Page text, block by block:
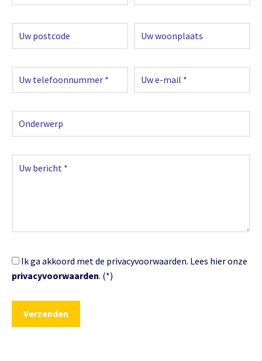
Ik ga akkoord met de privacyvoorwaarden. Lees hier onze
privacyvoorwaarden. (*)